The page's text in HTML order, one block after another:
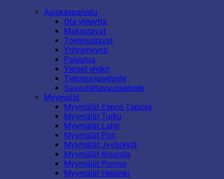
Asiakaspalvelu
Ota yhteyttä
Maksutavat
Toimitustavat
Yritysmyynti
Palautus
Yleiset ehdot
Tietosuojaseloste
Saavutettavuusseloste
Myymälät
Myymälät Espoo Tapiola
Myymälät Turku
Myymälät Lahti
Myymälät Pori
Myymälät Jyväskylä
Myymälät Kouvola
Myymälät Porvoo
Myymälät Helsinki